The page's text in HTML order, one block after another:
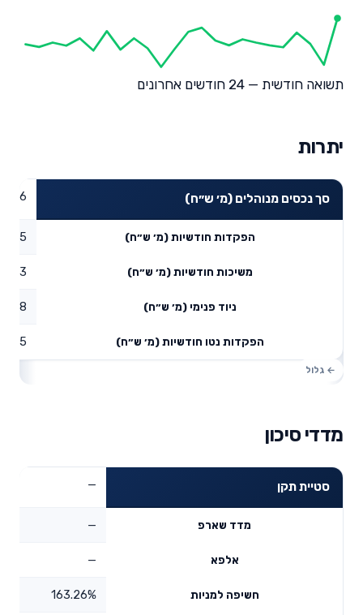
תשואה חודשית — 24 חודשים אחרונים
יתרות
סך נכסים מנוהלים (מ׳ ש״ח)
הפקדות חודשיות (מ׳ ש״ח) 5
משיכות חודשיות (מ׳ ש״ח) 0.23
ניוד פנימי (מ׳ ש״ח) 0.98
הפקדות נטו חודשיות (מ׳ ש״ח) 5.75
מדדי סיכון
סטיית תקן —
מדד שארפ —
אלפא —
חשיפה למניות 163.26%